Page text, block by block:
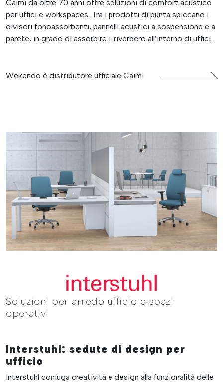
Caimi da oltre 70 anni offre soluzioni di comfort acustico
per uffici e workspaces. Tra i prodotti di punta spiccano i
divisori fonoassorbenti, pannelli acustici a sospensione e a
parete, in grado di assorbire il riverbero all’interno di uffici.
Wekendo è distributore ufficiale Caimi
Soluzioni per arredo ufficio e spazi
operativi
Interstuhl: sedute di design per
ufficio
Interstuhl coniuga creatività e design alla funzionalità delle